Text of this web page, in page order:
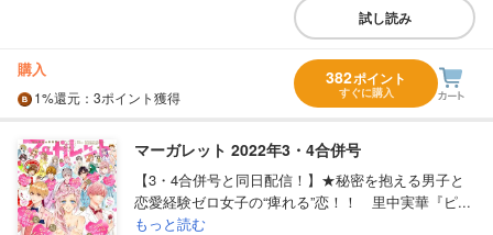
試し読み
購入
1%還元 ：3ポイント獲得
382ポイント
すぐに購入
マーガレット 2022年3・4合併号
【3・4合併号と同日配信！】★秘密を抱える男子と
恋愛経験ゼロ女子の“痺れる”恋！！ 里中実華『ピ...
もっと読む